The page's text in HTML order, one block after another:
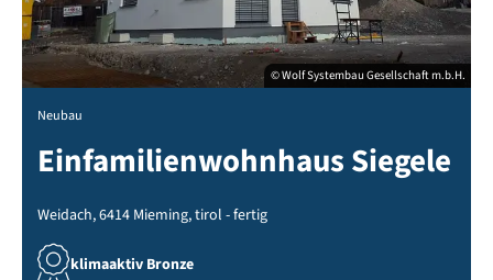
© Wolf Systembau Gesellschaft m.b.H.
Neubau
Einfamilienwohnhaus Siegele
Weidach, 6414 Mieming, tirol - fertig
klimaaktiv Bronze